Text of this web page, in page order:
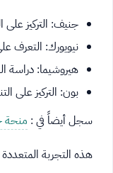
جنيف: التركيز على
نيويورك: التعرف
هيروشيما: دراسة
بون: التركيز على
سجل أيضاً في : منحة
هذه التجربة